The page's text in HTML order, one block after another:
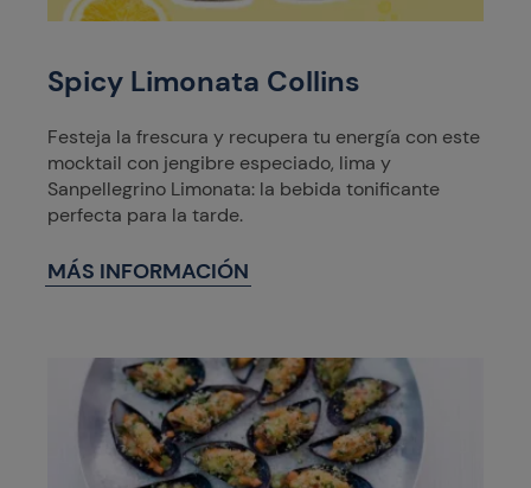
Spicy Limonata Collins
Festeja la frescura y recupera tu energía con este
mocktail con jengibre especiado, lima y
Sanpellegrino Limonata: la bebida tonificante
perfecta para la tarde.
MÁS INFORMACIÓN